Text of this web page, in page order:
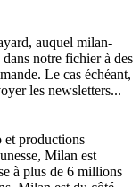
auquel milan-
notre fichier à des
Le cas échéant,
les newsletters...
et productions
Milan est
à plus de 6 millions